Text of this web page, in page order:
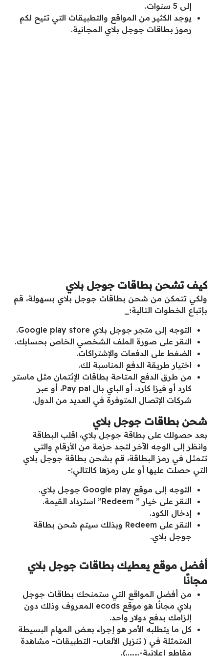
إلى 5 سنوات.
يوجد الكثير من المواقع والتطبيقات التي تتيح لكم
رموز بطاقات جوجل بلاي المجانية.
كيف تشحن بطاقات جوجل بلاي
ولكي تتمكن من شحن بطاقات جوجل بلاي بسهولة، قم
بإتباع الخطوات التالية؛_
التوجه إلى متجر جوجل بلاي Google play store.
النقر على صورة الملف الشخصي الخاص بحسابك.
الضغط على الدفعات والإشتراكات.
اختيار طريقة الدفع المناسبة لك.
من طرق الدفع المتاحة بطاقات الإئتمان مثل ماستر
كارد أو فيزا كارد، أو الباي بال Pay pal، أو عبر
شركات الإتصال المتوفرة في العديد من الدول.
شحن بطاقات جوجل بلاي
بعد حصولك على بطاقة جوجل بلاي، اقلب البطاقة
وانظر إلى الوجه الآخر لتجد حزمة من الأرقام والتي
تتمثل في رمز البطاقة، قم بشحن بطاقة جوجل بلاي
التي حصلت عليها أو على رمزها كالتالي:-
التوجه إلى موقع Google play جوجل بلاي.
النقر على خيار ” Redeem” استرداد القيمة.
إدخال الكود.
النقر على Redeem وبذلك سيتم شحن بطاقة
جوجل بلاي.
أفضل موقع يعطيك بطاقات جوجل بلاي
مجانًا
من أفضل المواقع التي ستمنحك بطاقات جوجل
بلاي مجانًا هو موقع ecods المعروف وذلك دون
إلزامك بدفع دولار واحد.
كل ما يتطلبه الأمر هو إجراء بعض المهام البسيطة
المتمثلة في ( تنزيل الألعاب- التطبيقات- مشاهدة
مقاطع إعلانية-……..).